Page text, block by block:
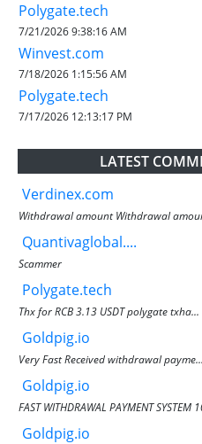
Polygate.tech
7/21/2026 9:38:16 AM
Winvest.com
7/18/2026 1:15:56 AM
Polygate.tech
7/17/2026 12:13:17 PM
LATEST
Verdinex.com
Withdrawal amount Withdrawal
Quantivaglobal....
Scammer
Polygate.tech
Thx for RCB 3.13 USDT polygate txha...
Goldpig.io
Very Fast Received withdrawal payme...
Goldpig.io
FAST WITHDRAWAL PAYMENT SYSTEM
Goldpig.io